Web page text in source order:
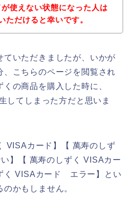
使えない状態になった人は
ただけると幸いです。
ていただきましたが、いかが
、こちらのページを閲覧され
の商品を購入した時に、
してしまった方だと思いま
VISAカード】【 萬寿のしず
】【 萬寿のしずく VISAカー
く VISAカード エラー】とい
かもしません。